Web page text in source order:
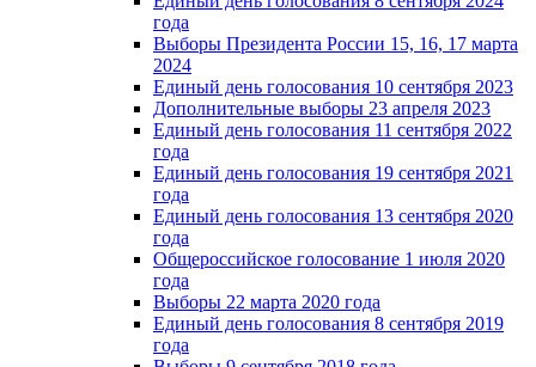
года
Выборы Президента России 15, 16, 17 марта
2024
Единый день голосования 10 сентября 2023
Дополнительные выборы 23 апреля 2023
Единый день голосования 11 сентября 2022
года
Единый день голосования 19 сентября 2021
года
Единый день голосования 13 сентября 2020
года
Общероссийское голосование 1 июля 2020
года
Выборы 22 марта 2020 года
Единый день голосования 8 сентября 2019
года